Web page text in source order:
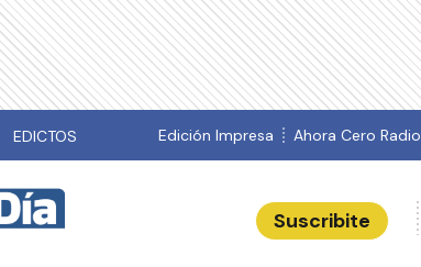
EDICTOS Edición Impresa Ahora Cero Radio
Suscribite